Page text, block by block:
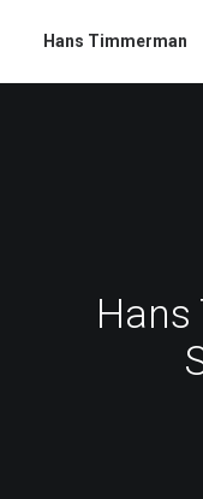
Hans Timmerman